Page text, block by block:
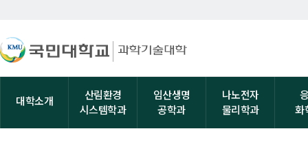
대학소개
산림환경
시스템학과
임산생명
공학과
나노전자
물리학과
화